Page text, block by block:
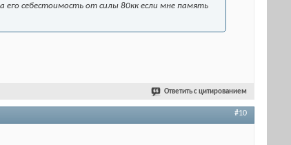
его себестоимость от силы 80кк если мне память
Ответить с цитированием
#10